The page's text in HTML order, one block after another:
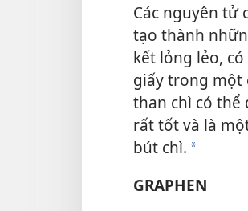
Các nguyên tử
tạo thành
kết lỏng lẻo,
giấy trong một
than chì có thể
rất tốt và là
bút chì. a
GRAPHEN